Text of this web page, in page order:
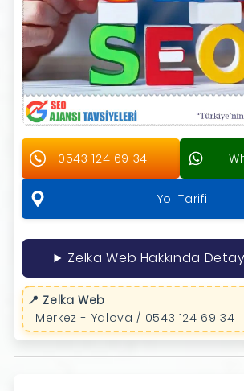
0543 124 69 34
Yol Tarifi
Zelka Web Hakkında
📍 Zelka Web
Merkez - Yalova / 0543 124 69 34